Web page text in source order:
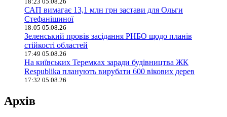
САП вимагає 13,1 млн грн застави для Ольги
Стефанішиної
18:05 05.08.26
Зеленський провів засідання РНБО щодо планів
стійкості областей
17:49 05.08.26
На київських Теремках заради будівництва ЖК
Respublika планують вирубати 600 вікових дерев
17:32 05.08.26
Архів